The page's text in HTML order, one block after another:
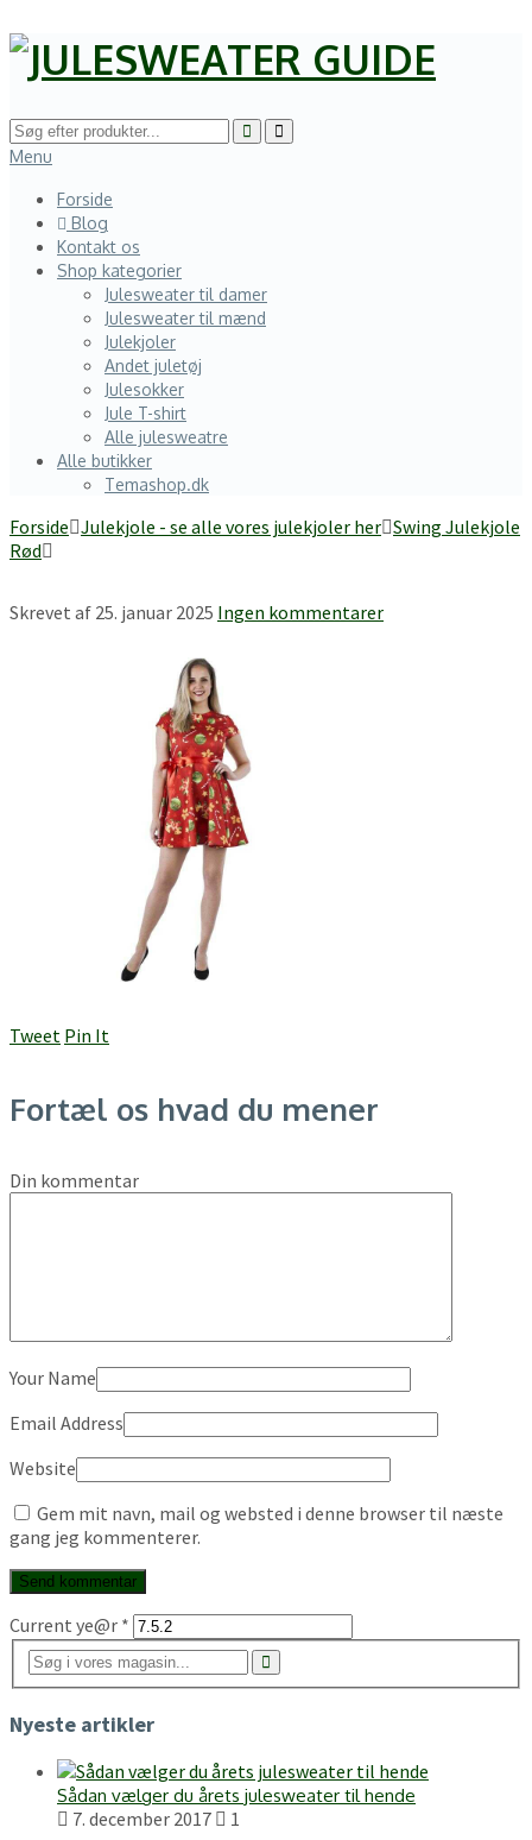
Menu
Forside
Blog
Kontakt os
Shop kategorier
Julesweater til damer
Julesweater til mænd
Julekjoler
Andet juletøj
Julesokker
Jule T-shirt
Alle julesweatre
Alle butikker
Temashop.dk
Forside Julekjole - se alle vores julekjoler her Swing Julekjole
Rød
Skrevet af 25. januar 2025 Ingen kommentarer
Tweet Pin It
Fortæl os hvad du mener
Din kommentar
Your Name
Email Address
Website
Gem mit navn, mail og websted i denne browser til næste
gang jeg kommenterer.
Current ye@r *
Nyeste artikler
Sådan vælger du årets julesweater til hende
7. december 2017 1